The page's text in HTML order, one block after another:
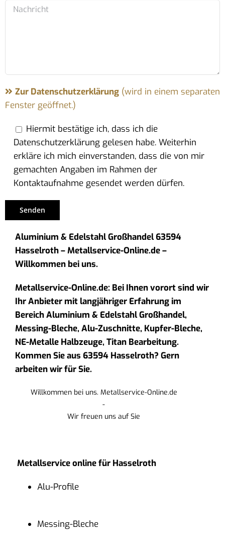
Zur Datenschutzerklärung(wird in einem separaten
Fenster geöffnet.)
Hiermit bestätige ich, dass ich die
Datenschutzerklärung gelesen habe. Weiterhin
erkläre ich mich einverstanden, dass die von mir
gemachten Angaben im Rahmen der
Kontaktaufnahme gesendet werden dürfen.
Aluminium & Edelstahl Großhandel 63594
Hasselroth – Metallservice-Online.de –
Willkommen bei uns.
Metallservice-Online.de: Bei Ihnen vorort sind wir
Ihr Anbieter mit langjähriger Erfahrung im
Bereich Aluminium & Edelstahl Großhandel,
Messing-Bleche, Alu-Zuschnitte, Kupfer-Bleche,
NE-Metalle Halbzeuge, Titan Bearbeitung.
Kommen Sie aus 63594 Hasselroth? Gern
arbeiten wir für Sie.
Willkommen bei uns. Metallservice-Online.de
-
Wir freuen uns auf Sie
Metallservice online für Hasselroth
Alu-Profile
Messing-Bleche